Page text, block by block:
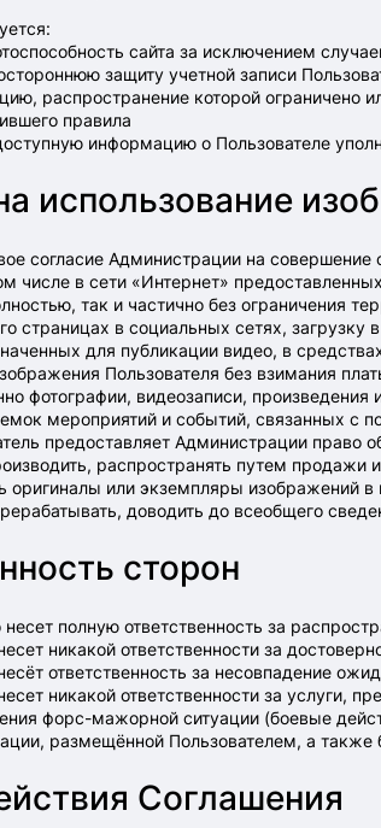
сайта за исключением
защиту учетной записи
распространение которой ограничено
правила
информацию о Пользователе
использование
согласие Администрации на
числе в сети «Интернет»
так и частично без ограничения
страницах в социальных сетях,
для публикации видео, в
Пользователя без взимания
фотографии, видеозаписи,
мероприятий и событий, связанных с
предоставляет Администрации право
распространять путем
оригиналы или экземпляры изображений
доводить до всеобщего
сторон
несет полную ответственность за
никакой ответственности за
ответственность за несовпадение
никакой ответственности за услуги,
форс-мажорной ситуации (боевые
размещённой Пользователем, а
Соглашения